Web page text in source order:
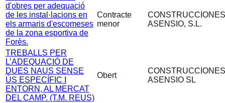
d'obres per adequació
de les instal·lacions en
els armaris d'escomeses
de la zona esportiva de
Forès.
Contracte
menor
CONSTRUCCIONES
ASENSIO, S.L.
TREBALLS PER
L’ADEQUACIÓ DE
DUES NAUS SENSE
ÚS ESPECÍFIC I
ENTORN, AL MERCAT
DEL CAMP. (T.M. REUS)
Obert
CONSTRUCCIONES
ASENSIO SL